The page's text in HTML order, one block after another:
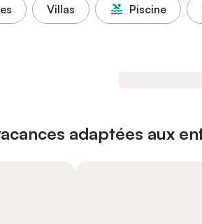
Villas Piscine
adaptées aux